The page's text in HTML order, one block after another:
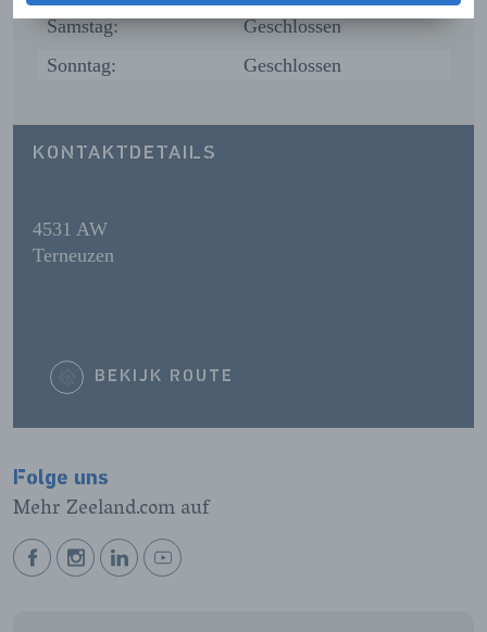
Samstag:
Geschlossen
Sonntag:
Geschlossen
KONTAKTDETAILS
4531 AW
Terneuzen
BEKIJK ROUTE
Folge uns
Mehr Zeeland.com auf
BEKIJKBEKIJKBEKIJKBEKIJK